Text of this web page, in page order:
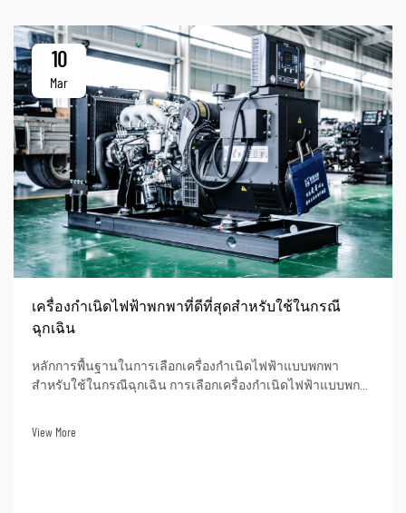
10
Mar
เครื่องกำเนิดไฟฟ้าพกพาที่ดีที่สุดสำหรับใช้ในกรณี
ฉุกเฉิน
หลักการพื้นฐานในการเลือกเครื่องกำเนิดไฟฟ้าแบบพกพา
สำหรับใช้ในกรณีฉุกเฉิน การเลือกเครื่องกำเนิดไฟฟ้าแบบพก
View More